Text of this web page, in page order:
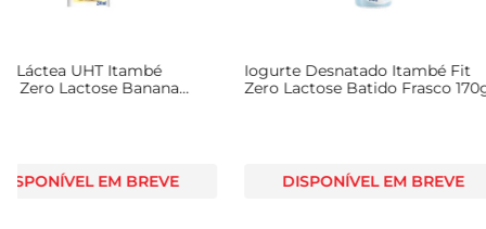
Iogurte Carolina La Vita Zero
Abacaxi e Coco 1,25Kg
DISPONÍVEL EM BREVE
Iogurte Yopro Zero
Morango Garrafa 500g
DISPONÍVEL EM